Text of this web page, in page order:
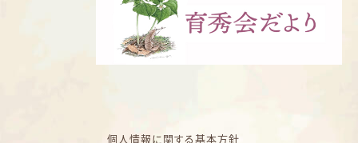
個人情報に関する基本方針